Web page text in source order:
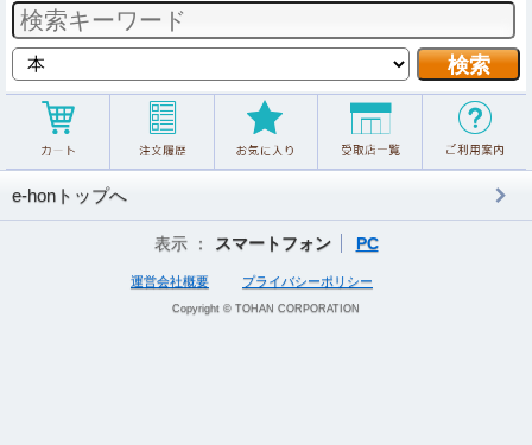
e-honトップへ
表示 ： スマートフォン PC
運営会社概要 プライバシーポリシー
Copyright © TOHAN CORPORATION